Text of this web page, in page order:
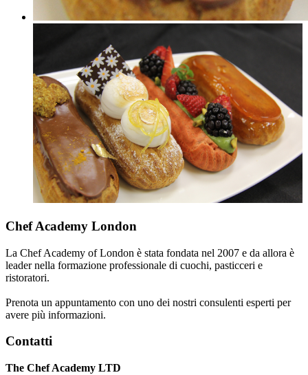
Chef Academy London
La Chef Academy of London è stata fondata nel 2007 e da allora è
leader nella formazione professionale di cuochi, pasticceri e
ristoratori.
Prenota un appuntamento con uno dei nostri consulenti esperti per
avere più informazioni.
Contatti
The Chef Academy LTD